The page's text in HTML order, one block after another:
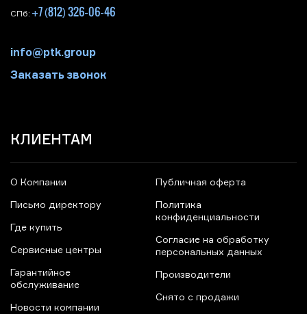
СПб: +7 (812) 326-06-46
info@ptk.group
Заказать звонок
КЛИЕНТАМ
О Компании
Письмо директору
Где купить
Сервисные центры
Гарантийное
обслуживание
Новости компании
Публичная оферта
Политика
конфиденциальности
Согласие на обработку
персональных данных
Производители
Снято с продажи